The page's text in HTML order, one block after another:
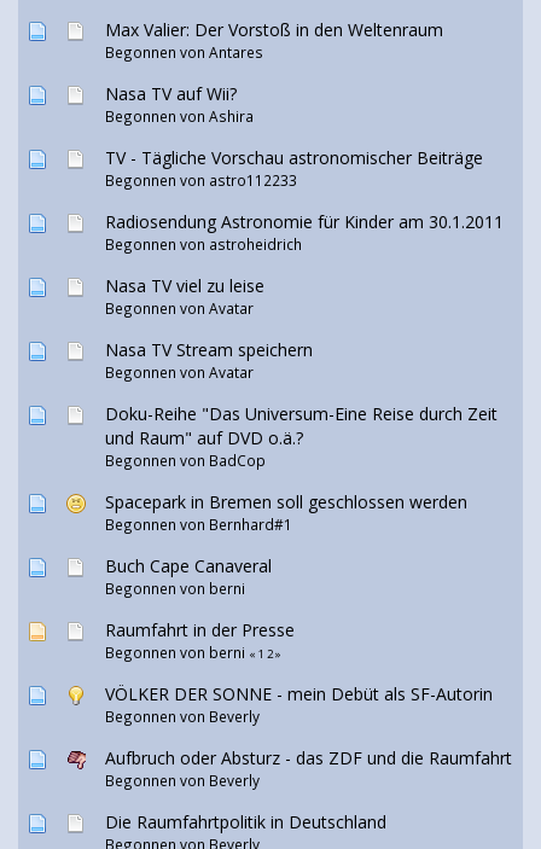
Max Valier: Der Vorstoß in den Weltenraum
Begonnen von Antares
Nasa TV auf Wii?
Begonnen von Ashira
TV - Tägliche Vorschau astronomischer Beiträge
Begonnen von astro112233
Radiosendung Astronomie für Kinder am 30.1.2011
Begonnen von astroheidrich
Nasa TV viel zu leise
Begonnen von Avatar
Nasa TV Stream speichern
Begonnen von Avatar
Doku-Reihe "Das Universum-Eine Reise durch Zeit
und Raum" auf DVD o.ä.?
Begonnen von BadCop
Spacepark in Bremen soll geschlossen werden
Begonnen von Bernhard#1
Buch Cape Canaveral
Begonnen von berni
Raumfahrt in der Presse
Begonnen von berni « 1 2»
VÖLKER DER SONNE - mein Debüt als SF-Autorin
Begonnen von Beverly
Aufbruch oder Absturz - das ZDF und die Raumfahrt
Begonnen von Beverly
Die Raumfahrtpolitik in Deutschland
Begonnen von Beverly